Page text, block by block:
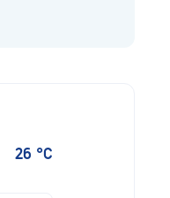
26 °C